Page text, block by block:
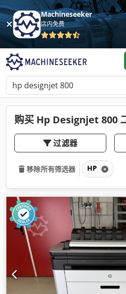
Machineseeker
店内免费
购买 Hp Designjet 800
过滤器
移除所有筛选器 HP